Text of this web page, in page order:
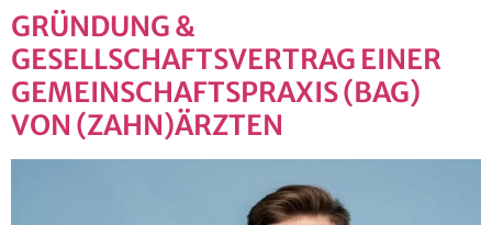
GRÜNDUNG &
GESELLSCHAFTSVERTRAG EINER
GEMEINSCHAFTSPRAXIS (BAG)
VON (ZAHN)ÄRZTEN